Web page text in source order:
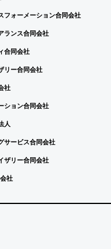
フォーメーション合同会社
ランス合同会社
合同会社
リー合同会社
社
ション合同会社
人
サービス合同会社
ザリー合同会社
社